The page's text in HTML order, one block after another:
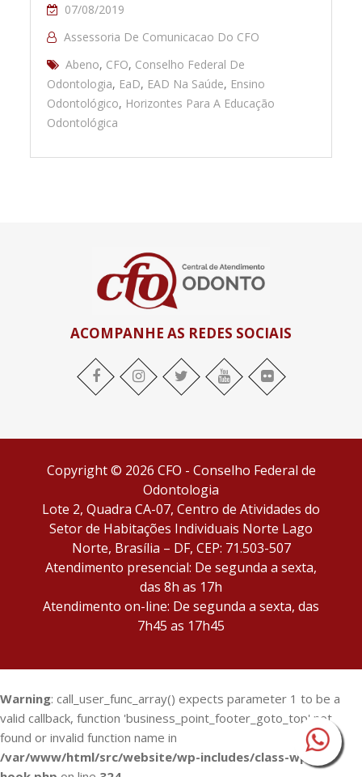
07/08/2019
Assessoria De Comunicacao Do CFO
Abeno, CFO, Conselho Federal De
Odontologia, EaD, EAD Na Saúde, Ensino
Odontológico, Horizontes Para A Educação
Odontológica
ACOMPANHE AS REDES SOCIAIS
facebook Instagram twitter youtube flickr
Copyright © 2026 CFO - Conselho Federal de
Odontologia
Lote 2, Quadra CA-07, Centro de Atividades do
Setor de Habitações Individuais Norte Lago
Norte, Brasília – DF, CEP: 71.503-507
Atendimento presencial: De segunda a sexta,
das 8h as 17h
Atendimento on-line: De segunda a sexta, das
7h45 as 17h45
Warning: call_user_func_array() expects parameter 1 to be a
valid callback, function 'business_point_footer_goto_top' not
found or invalid function name in
/var/www/html/src/website/wp-includes/class-wp-